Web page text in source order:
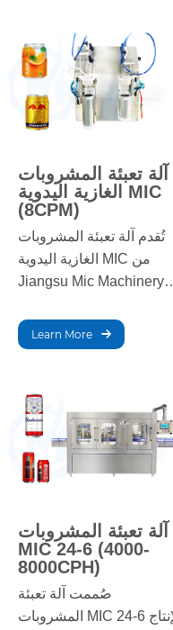
وتشغيلًا سلسًا للإنتاج
آلة تعبئة المشروبات
الغازية اليدوية MIC
(8CPM)
تُقدم آلة تعبئة المشروبات
الغازية اليدوية MIC من
Jiangsu Mic Machinery
المشروبات الغازية على
نطاق صغير. تضمن هذه الآلة
بفضل سهولة التشغيل
Learn More
آلة تعبئة المشروبات
MIC 24-6 (4000-
8000CPH)
صُممت آلة تعبئة
المشروبات MIC 24-6 لإنتاج